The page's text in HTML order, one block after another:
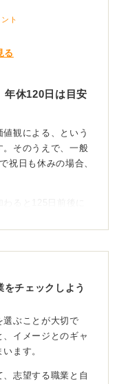
ト
る
年休120日は目安
値観による、という
。そのうえで、一般
祝日も休みの場合、
ると125日前後に
が義務化されていま
働きやすさを見よ
常態化している企
も、有給休暇が取
れば苦にならない
チェックしよう
選ぶことが大切で
イメージとのギャ
ます。
、志望する職業と自